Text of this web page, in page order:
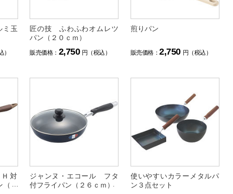
玉
）
匠の技 ふわふわオムレツ
パン（２０ｃｍ）
販売価格： 2,750 円（税込）
煎りパン
販売価格：2,750 円（税込）
対
（２
ジャンヌ・エコール フタ
付フライパン（２６ｃｍ）
使いやすいカラーメタルパ
ン３点セット